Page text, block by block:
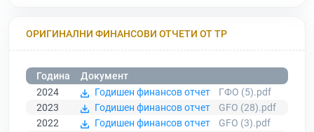
ОРИГИНАЛНИ ФИНАНСОВИ ОТЧЕТИ ОТ ТР
Година
Документ
2024
Годишен финансов отчет
ГФО (5).pdf
2023
Годишен финансов отчет
GFO (28).pdf
2022
Годишен финансов отчет
GFO (3).pdf